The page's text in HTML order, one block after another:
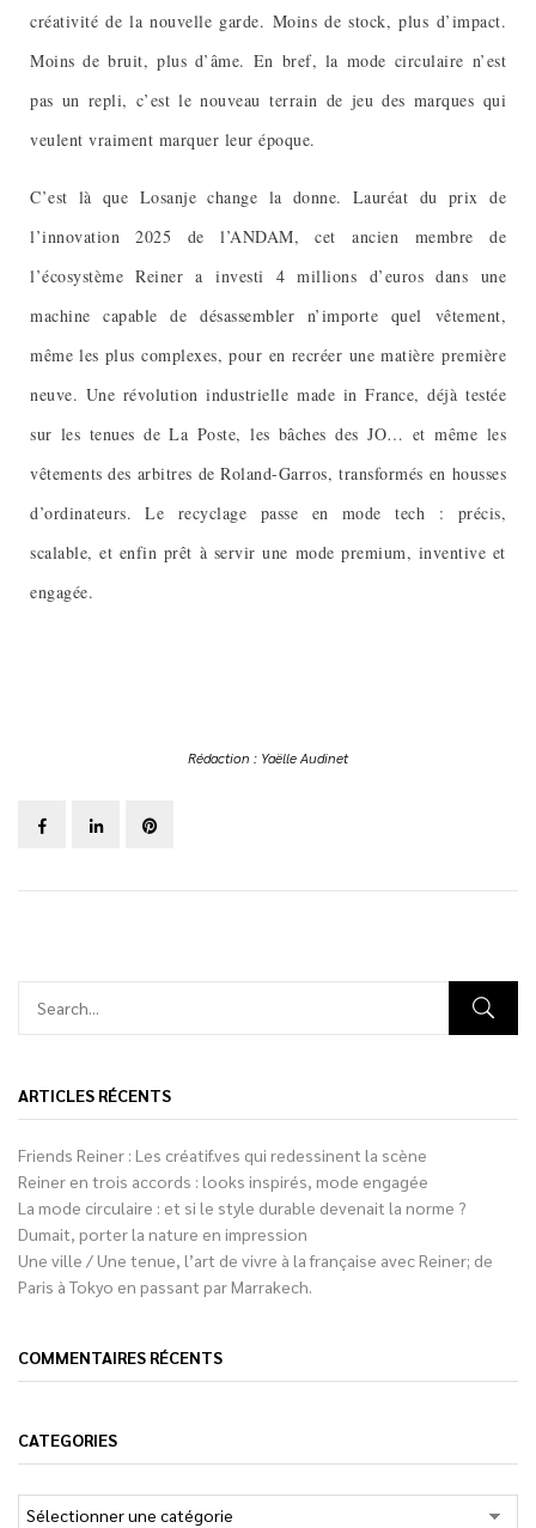
ARTICLES RÉCENTS
Friends Reiner : Les créatif.ves qui redessinent la scène
Reiner en trois accords : looks inspirés, mode engagée
La mode circulaire : et si le style durable devenait la norme ?
Dumait, porter la nature en impression
Une ville / Une tenue, l’art de vivre à la française avec Reiner; de
Paris à Tokyo en passant par Marrakech.
COMMENTAIRES RÉCENTS
CATEGORIES
créativité de la nouvelle garde. Moins de stock, plus d’impact.
Moins de bruit, plus d’âme. En bref, la mode circulaire n’est
pas un repli, c’est le nouveau terrain de jeu des marques qui
veulent vraiment marquer leur époque.
C’est là que Losanje change la donne. Lauréat du prix de
l’innovation 2025 de l’ANDAM, cet ancien membre de
l’écosystème Reiner a investi 4 millions d’euros dans une
machine capable de désassembler n’importe quel vêtement,
même les plus complexes, pour en recréer une matière première
neuve. Une révolution industrielle made in France, déjà testée
sur les tenues de La Poste, les bâches des JO… et même les
vêtements des arbitres de Roland-Garros, transformés en housses
d’ordinateurs. Le recyclage passe en mode tech : précis,
scalable, et enfin prêt à servir une mode premium, inventive et
engagée.
Rédaction : Yaëlle Audinet